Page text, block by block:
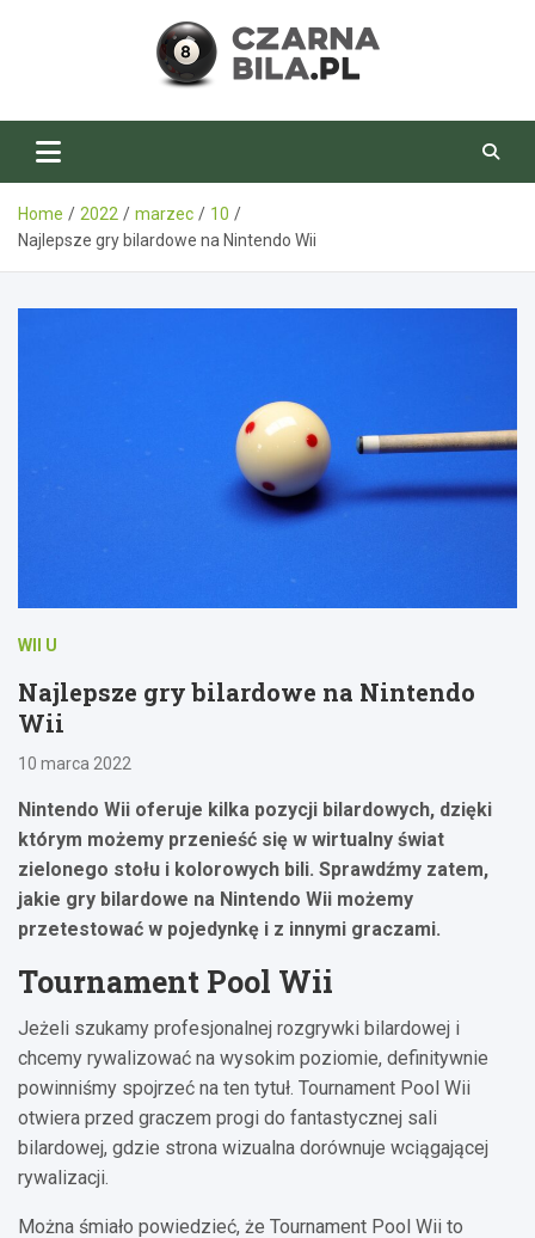
CzarnaBila.pl
Home 2022 marzec
10
Najlepsze gry bilardowe na Nintendo Wii
WII U
Najlepsze gry bilardowe na Nintendo
Wii
10 marca 2022
Nintendo Wii oferuje kilka pozycji bilardowych, dzięki
którym możemy przenieść się w wirtualny świat
zielonego stołu i kolorowych bili. Sprawdźmy zatem,
jakie gry bilardowe na Nintendo Wii możemy
przetestować w pojedynkę i z innymi graczami.
Tournament Pool Wii
Jeżeli szukamy profesjonalnej rozgrywki bilardowej i
chcemy rywalizować na wysokim poziomie, definitywnie
powinniśmy spojrzeć na ten tytuł. Tournament Pool Wii
otwiera przed graczem progi do fantastycznej sali
bilardowej, gdzie strona wizualna dorównuje wciągającej
rywalizacji.
Można śmiało powiedzieć, że Tournament Pool Wii to